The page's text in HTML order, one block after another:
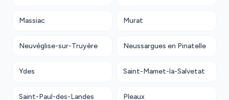
Massiac Murat
Neuvéglise-sur-Truyère Neussargues en Pinatelle
Ydes Saint-Mamet-la-Salvetat
Saint-Paul-des-Landes Pleaux